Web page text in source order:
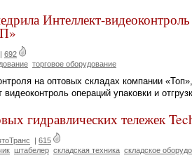
Интеллект-
692
торговое оборудование
на оптовых складах компании
операций упаковки и
гидравлических тележек
| 615
штабелер складская техника складское